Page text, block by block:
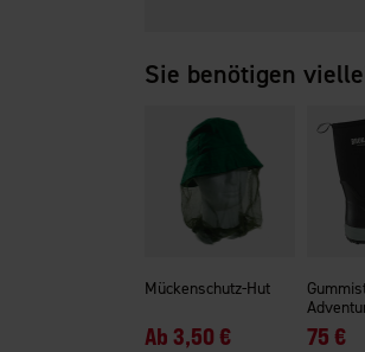
Sie benötigen
Mückenschutz-Hut
Ab 3,50 € 75 €